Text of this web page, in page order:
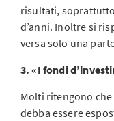
risultati,
d’anni. Inoltre si
versa solo una
3. «I fondi
Molti ritengono
debba essere